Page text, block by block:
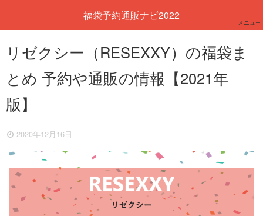
福袋予約通販ナビ2022
メニュー
レディース
メンズ
キッズ
コスメ
百貨店
リゼクシー（RESEXXY）の福袋ま
とめ 予約や通販の情報【2021年
版】
2020年12月16日